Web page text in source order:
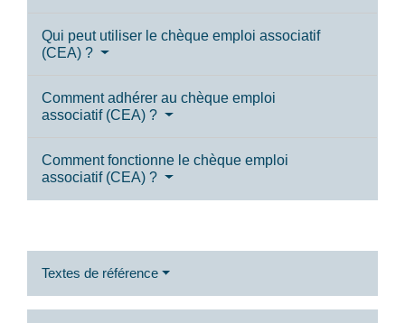
Qui peut utiliser le chèque emploi associatif
(CEA) ?
Comment adhérer au chèque emploi
associatif (CEA) ?
Comment fonctionne le chèque emploi
associatif (CEA) ?
Textes de référence